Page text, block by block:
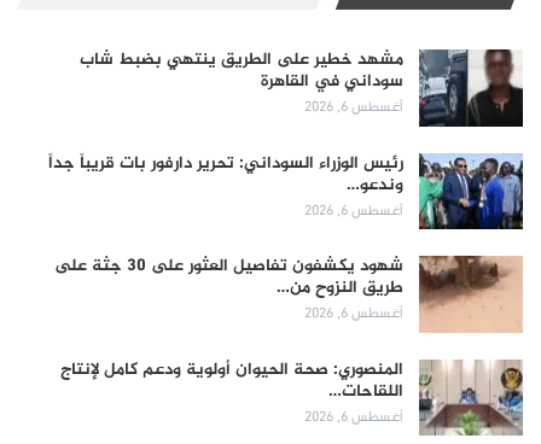
مشهد خطير على الطريق ينتهي بضبط شاب
سوداني في القاهرة
أغسطس 6, 2026
رئيس الوزراء السوداني: تحرير دارفور بات قريباً جداً
وندعو…
أغسطس 6, 2026
شهود يكشفون تفاصيل العثور على 30 جثة على
طريق النزوح من…
أغسطس 6, 2026
المنصوري: صحة الحيوان أولوية ودعم كامل لإنتاج
اللقاحات…
أغسطس 6, 2026